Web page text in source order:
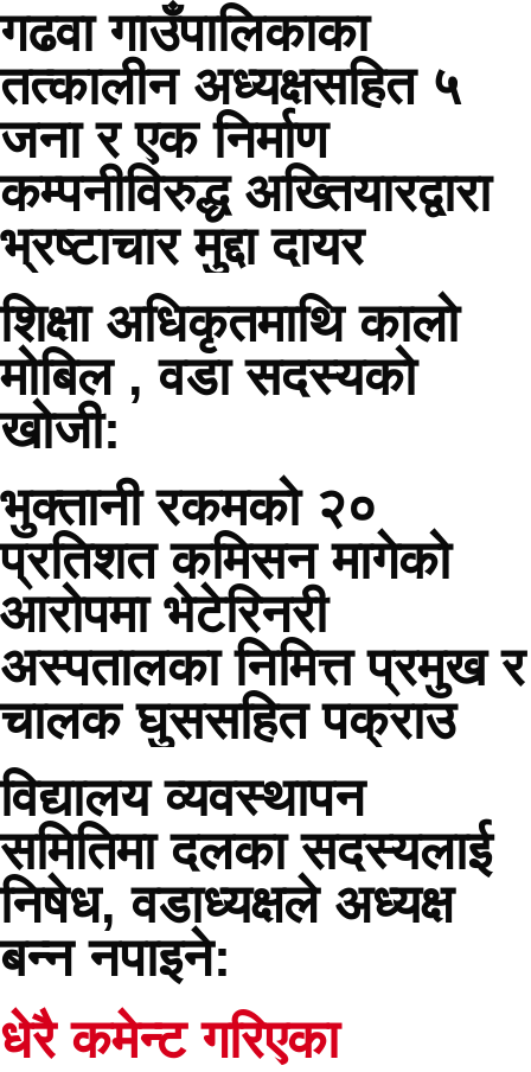
गढवा गाउँपालिकाका
तत्कालीन अध्यक्षसहित ५
जना र एक निर्माण
कम्पनीविरुद्ध अख्तियारद्वारा
भ्रष्टाचार मुद्दा दायर
शिक्षा अधिकृतमाथि कालो
मोबिल , वडा सदस्यको
खोजी:
भुक्तानी रकमको २०
प्रतिशत कमिसन मागेको
आरोपमा भेटेरिनरी
अस्पतालका निमित्त प्रमुख र
चालक घुससहित पक्राउ
विद्यालय व्यवस्थापन
समितिमा दलका सदस्यलाई
निषेध, वडाध्यक्षले अध्यक्ष
बन्न नपाइने:
धेरै कमेन्ट गरिएका